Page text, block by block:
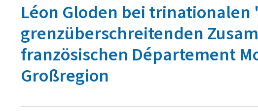
Léon Gloden bei
grenzüberschreitenden
französischen Département
Großregion